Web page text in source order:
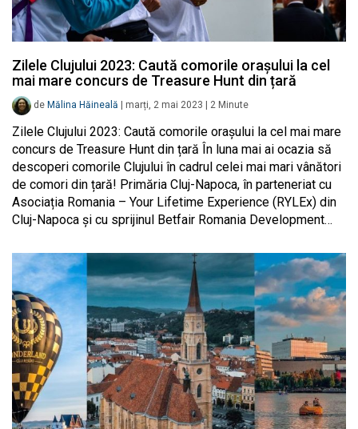
Zilele Clujului 2023: Caută comorile orașului la cel
mai mare concurs de Treasure Hunt din țară
de Mălina Hăineală marți, 2 mai 2023 2 Minute
Zilele Clujului 2023: Caută comorile orașului la cel mai mare
concurs de Treasure Hunt din țară În luna mai ai ocazia să
descoperi comorile Clujului în cadrul celei mai mari vânători
de comori din țară! Primăria Cluj-Napoca, în parteneriat cu
Asociația Romania – Your Lifetime Experience (RYLEx) din
Cluj-Napoca și cu sprijinul Betfair Romania Development…